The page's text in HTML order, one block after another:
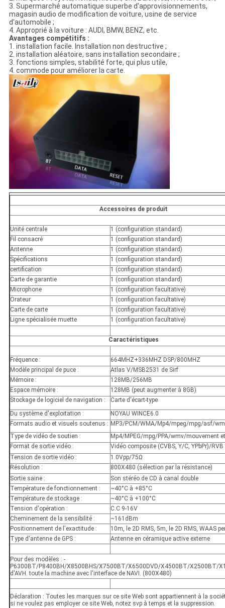
3. Supermarché automatique superbe d'approvisionnements,
magasin audio de modification de voiture, usine de service
d'automobile ;
4. Approprié à la voiture : AUDI, BMW, BENZ, etc.
Avantages compétitifs :
1. installation facile. Installation non destructive ;
2. installation aléatoire, sans installation secondaire ;
3. fonctions simples, stabilité forte, qui plus utile,
4. commode pour améliorer la carte.
Accessoires de produit
Unité centrale
1 (configuration standard)
Fil consacré
1 (configuration standard)
Antenne
1 (configuration standard)
Spécifications
1 (configuration standard)
certification
1 (configuration standard)
Carte de garantie
1 (configuration standard)
Microphone
1 (configuration facultative)
Orateur
1 (configuration facultative)
Carte de carte
1 (configuration facultative)
Ligne spécialisée muette
1 (configuration facultative)
Caractéristiques
Fréquence :
664MHZ+336MHZ DSP/800MHZ
Modèle principal de puce :
Atlas V/MSB2531 de Sirf
Mémoire :
128MB/256MB
Espace mémoire :
128MB (peut augmenter à 8GB)
Stockage de logiciel de navigation :
Carte d'écart-type
Du système d'exploitation :
NOYAU WINCE6.0
Formats audio et visuels soutenus : MP3/PCM/WMA/Mp4/mpeg/mpg/asf/
Type de vidéo de soutien :
Mp4/MPEG/mpg/PPA/wmv/mouvement
Format de sortie vidéo :
Vidéo composite (CVBS, Y/C, YPbPr)/
Tension de sortie vidéo :
1.0Vpp/75Ω
Résolution :
800X480 (sélection par la résistance)
Sortie saine :
Son stéréo de CD à canal double
Température de fonctionnement :
~40°C à +85°C
Température de stockage :
~40°C à +100°C
Tension d'opération :
C.C 9-16V
Cheminement de la sensibilité :
~161dBm
Positionnement de l'exactitude :
10m, le 2D RMS, 5m, le 2D RMS, WAAS
Type d'antenne de GPS :
Antenne en céramique active externe
Pour des modèles : ‐
P6300BT/P8400BH/X8500BHS/X7500BT/X6500DVD/X4500BT/X2500BT/
d'AVH. toute la machine avec l'interface de NAVI. (800X480)
Déclaration : Toutes les marques sur ce site Web sont appartiennent à la
si ne voulez pas employer ce site Web, notez svp à temps et la suppression.